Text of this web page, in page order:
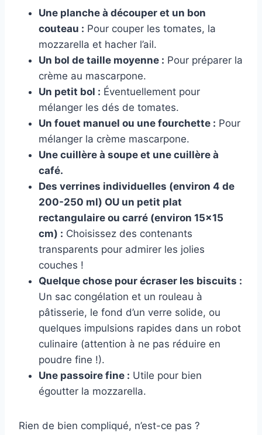
Une planche à découper et un bon
couteau : Pour couper les tomates, la
mozzarella et hacher l’ail.
Un bol de taille moyenne : Pour préparer la
crème au mascarpone.
Un petit bol : Éventuellement pour
mélanger les dés de tomates.
Un fouet manuel ou une fourchette : Pour
mélanger la crème mascarpone.
Une cuillère à soupe et une cuillère à
café.
Des verrines individuelles (environ 4 de
200-250 ml) OU un petit plat
rectangulaire ou carré (environ 15×15
cm) : Choisissez des contenants
transparents pour admirer les jolies
couches !
Quelque chose pour écraser les biscuits :
Un sac congélation et un rouleau à
pâtisserie, le fond d’un verre solide, ou
quelques impulsions rapides dans un robot
culinaire (attention à ne pas réduire en
poudre fine !).
Une passoire fine : Utile pour bien
égoutter la mozzarella.
Rien de bien compliqué, n’est-ce pas ?